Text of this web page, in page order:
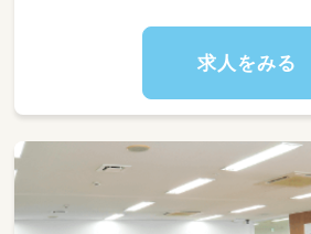
・送迎の付き添い補助や来
が中心となります
※雇用形態や経験に合わせ
整しますのでご安心くださ
求人をみる